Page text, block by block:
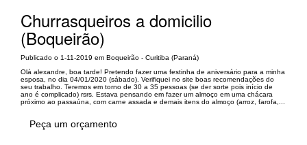
Churrasqueiros a domicilio
(Boqueirão)
Publicado o 1-11-2019 em Boqueirão - Curitiba (Paraná)
Olá alexandre, boa tarde! Pretendo fazer uma festinha de aniversário para a minha
esposa, no dia 04/01/2020 (sábado). Verifiquei no site boas recomendações do
seu trabalho. Teremos em torno de 30 a 35 pessoas (se der sorte pois início de
ano é complicado) rsrs. Estava pensando em fazer um almoço em uma chácara
próximo ao passaúna, com carne assada e demais itens do almoço (arroz, farofa,...
Peça um orçamento